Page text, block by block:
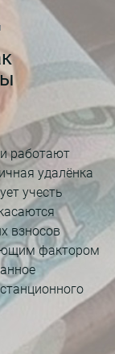
работают
удалёнка
учесть
взносов
фактором